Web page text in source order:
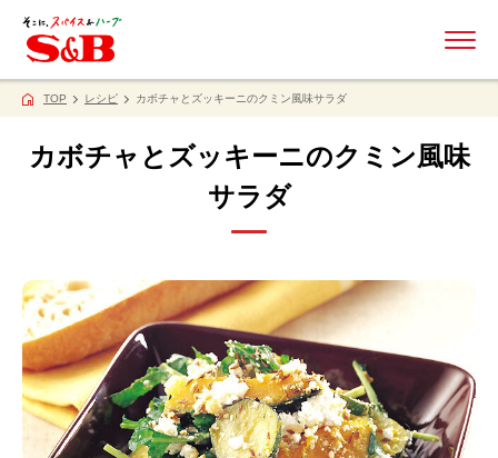
TOP レシピ カボチャとズッキーニのクミン風味サラダ
カボチャとズッキーニのクミン風味
サラダ